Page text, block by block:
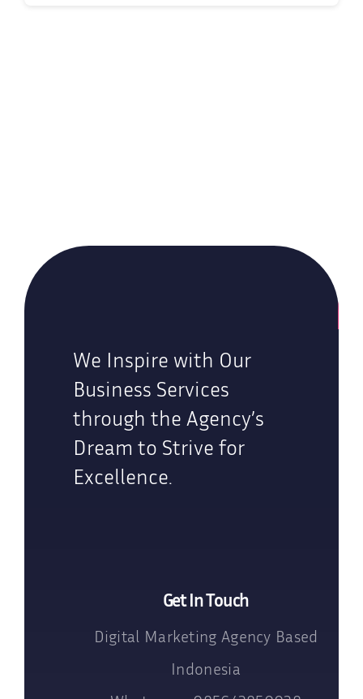
We Inspire with Our
Business Services
through the Agency’s
Dream to Strive for
Excellence.
Get In Touch
Digital Marketing Agency Based
Indonesia